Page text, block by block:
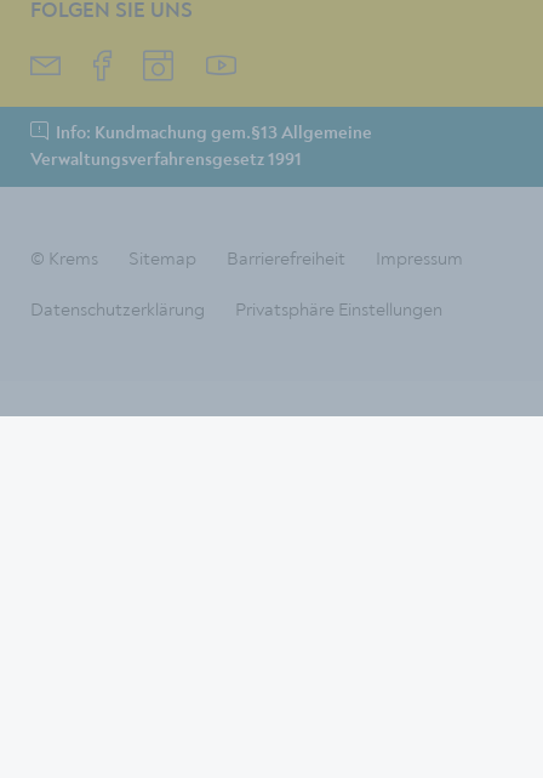
FOLGEN SIE UNS
Info: Kundmachung gem.§13 Allgemeine
Verwaltungsverfahrensgesetz 1991
© Krems Sitemap Barrierefreiheit Impressum
Datenschutzerklärung Privatsphäre Einstellungen